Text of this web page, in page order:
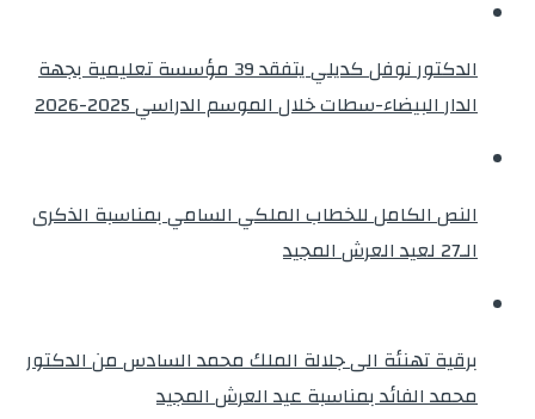
الدكتور نوفل كديلي يتفقد 39 مؤسسة تعليمية بجهة
الدار البيضاء-سطات خلال الموسم الدراسي 2025-2026
النص الكامل للخطاب الملكي السامي بمناسبة الذكرى
الـ27 لعيد العرش المجيد
برقية تهنئة الى جلالة الملك محمد السادس من الدكتور
محمد الفائد بمناسبة عيد العرش المجيد